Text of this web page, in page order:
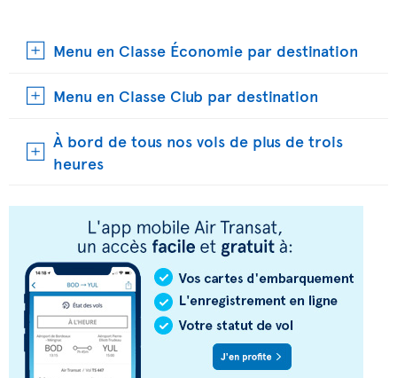
Menu en Classe Économie par destination
Menu en Classe Club par destination
À bord de tous nos vols de plus de trois
heures